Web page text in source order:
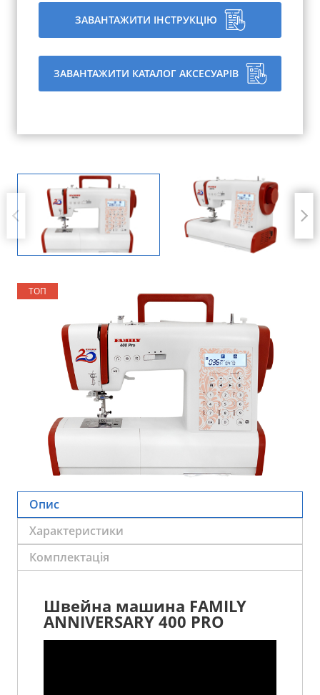
ТОП
ТОП
ТОП
ТОП
ТОП
ТОП
ТОП
ТОП
ТОП
ТОП
ЗАВАНТАЖИТИ ІНСТРУКЦІЮ
ЗАВАНТАЖИТИ КАТАЛОГ АКСЕСУАРІВ
Опис
Характеристики
Комплектація
Швейна машина FAMILY
ANNIVERSARY 400 PRO